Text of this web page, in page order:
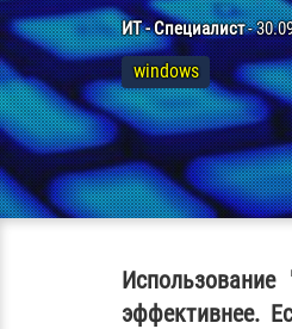
ИТ - Специалист-
windows
эффективнее.